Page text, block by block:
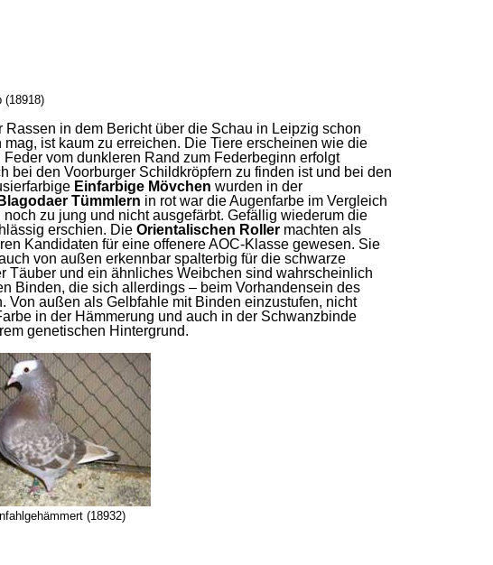
(18918)
in dem Bericht über die Schau in Leipzig schon
ist kaum zu erreichen. Die Tiere erscheinen wie die
vom dunkleren Rand zum Federbeginn erfolgt
bei den Voorburger Schildkröpfern zu finden ist und bei den
Einfarbige Mövchen wurden in der
Blagodaer Tümmlern in rot war die Augenfarbe im Vergleich
zu jung und nicht ausgefärbt. Gefällig wiederum die
erschien. Die Orientalischen Roller machten als
Kandidaten für eine offenere AOC-Klasse gewesen. Sie
von außen erkennbar spalterbig für die schwarze
Täuber und ein ähnliches Weibchen sind wahrscheinlich
Binden, die sich allerdings – beim Vorhandensein des
Von außen als Gelbfahle mit Binden einzustufen, nicht
in der Hämmerung und auch in der Schwanzbinde
genetischen Hintergrund.
(18932)